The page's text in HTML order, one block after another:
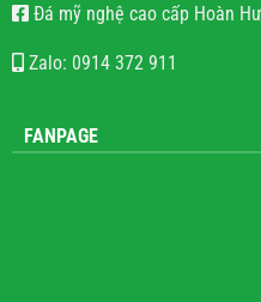
Đá mỹ nghệ cao cấp Hoàn
Zalo: 0914 372 911
FANPAGE